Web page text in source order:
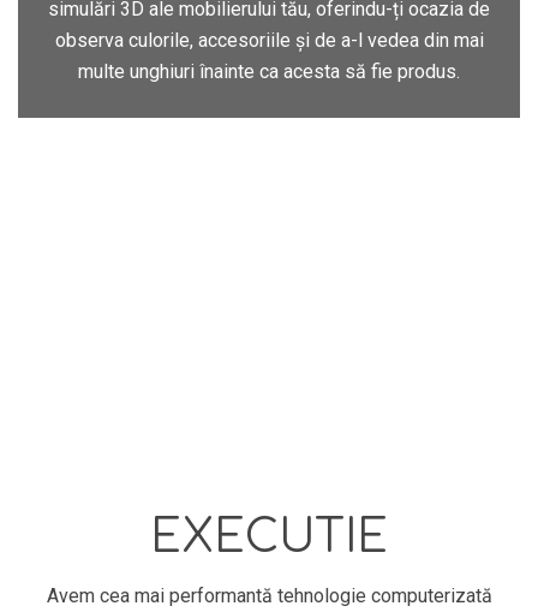
simulări 3D ale mobilierului tău, oferindu-ți ocazia de
observa culorile, accesoriile și de a-l vedea din mai
multe unghiuri înainte ca acesta să fie produs.
EXECUTIE
Avem cea mai performantă tehnologie computerizată